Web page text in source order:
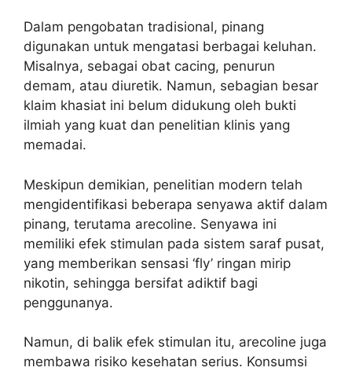
Dalam pengobatan tradisional, pinang
digunakan untuk mengatasi berbagai keluhan.
Misalnya, sebagai obat cacing, penurun
demam, atau diuretik. Namun, sebagian besar
klaim khasiat ini belum didukung oleh bukti
ilmiah yang kuat dan penelitian klinis yang
memadai.
Meskipun demikian, penelitian modern telah
mengidentifikasi beberapa senyawa aktif dalam
pinang, terutama arecoline. Senyawa ini
memiliki efek stimulan pada sistem saraf pusat,
yang memberikan sensasi ‘fly’ ringan mirip
nikotin, sehingga bersifat adiktif bagi
penggunanya.
Namun, di balik efek stimulan itu, arecoline juga
membawa risiko kesehatan serius. Konsumsi